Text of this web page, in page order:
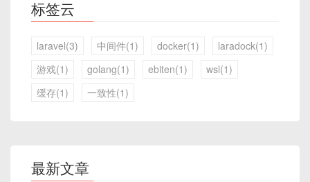
标签云
laravel(3) 中间件(1) docker(1)
laradock(1)
游戏(1)
golang(1) ebiten(1)
wsl(1)
缓存(1)
一致性(1)
最新文章